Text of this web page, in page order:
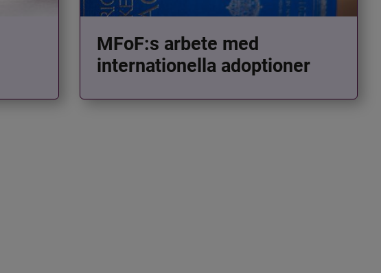
MFoF:s arbete med
internationella adoptioner